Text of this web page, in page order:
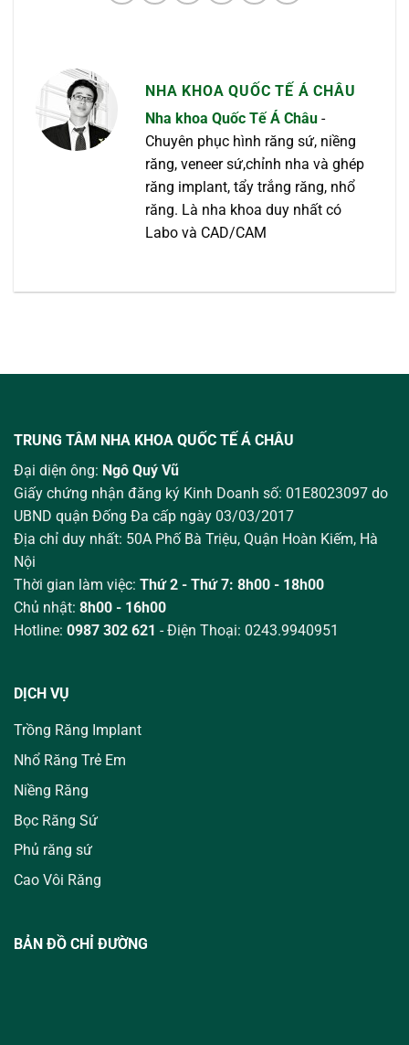
NHA KHOA QUỐC TẾ Á CHÂU
Nha khoa Quốc Tế Á Châu -
Chuyên phục hình răng sứ, niềng
răng, veneer sứ,chỉnh nha và ghép
răng implant, tẩy trắng răng, nhổ
răng. Là nha khoa duy nhất có
Labo và CAD/CAM
TRUNG TÂM NHA KHOA QUỐC TẾ Á CHÂU
Đại diện ông: Ngô Quý Vũ
Giấy chứng nhận đăng ký Kinh Doanh số: 01E8023097 do
UBND quận Đống Đa cấp ngày 03/03/2017
Địa chỉ duy nhất: 50A Phố Bà Triệu, Quận Hoàn Kiếm, Hà
Nội
Thời gian làm việc: Thứ 2 - Thứ 7: 8h00 - 18h00
Chủ nhật: 8h00 - 16h00
Hotline: 0987 302 621 - Điện Thoại: 0243.9940951
DỊCH VỤ
Trồng Răng Implant
Nhổ Răng Trẻ Em
Niềng Răng
Bọc Răng Sứ
Phủ răng sứ
Cao Vôi Răng
BẢN ĐỒ CHỈ ĐƯỜNG